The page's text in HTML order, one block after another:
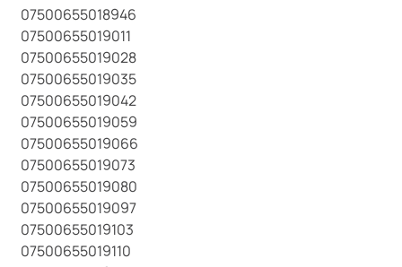
07500655018946
07500655019011
07500655019028
07500655019035
07500655019042
07500655019059
07500655019066
07500655019073
07500655019080
07500655019097
07500655019103
07500655019110